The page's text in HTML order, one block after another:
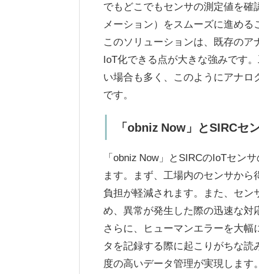
でもどこでもセンサの測定値を確
メーション）をスムーズに進める
このソリューションは、既存の
IoT化できる点が大きな強みです
い場合も多く、このようにアナロ
です。
「obniz Now」とSIRCセ
「obniz Now」とSIRCのIoTセン
ます。まず、工場内のセンサか
負担が軽減されます。また、セン
め、異常が発生した際の迅速な対
さらに、ヒューマンエラーを大
タを記録する際に起こりがちな
度の高いデータ管理が実現します